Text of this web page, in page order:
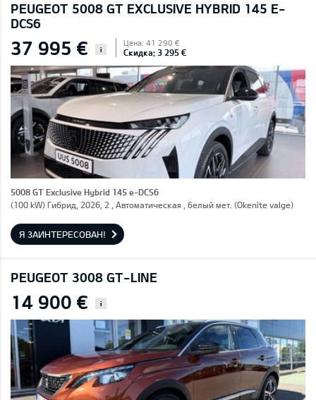
PEUGEOT 5008 GT EXCLUSIVE HYBRID 145 E-
DCS6
37 995 € i
Цена: 41 290 €
Скидка: 3 295 €
5008 GT Exclusive Hybrid 145 e-DCS6
(100 kW) Гибрид, 2026, 2 , Автоматическая , белый мет. (Okenite valge)
Я ЗАИНТЕРЕСОВАН!
PEUGEOT 3008 GT-LINE
14 900 € i